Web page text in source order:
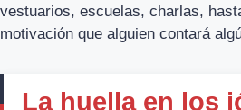
vestuarios, escuelas, charlas,
motivación que alguien contará
La huella en los